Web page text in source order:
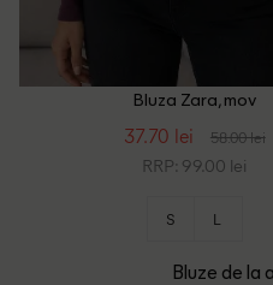
Bluza Zara, mov
37.70 lei 58.00 lei
RRP: 99.00 lei
S L
Bluze de la